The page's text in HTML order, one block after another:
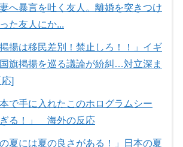
へ暴言を吐く友人。離婚を突きつけ
た友人にか...
揚は移民差別！禁止しろ！！」イギ
旗掲揚を巡る議論が紛糾…対立深ま
]
で手に入れたこのホログラムシー
る！」 海外の反応
夏には夏の良さがある！」日本の夏